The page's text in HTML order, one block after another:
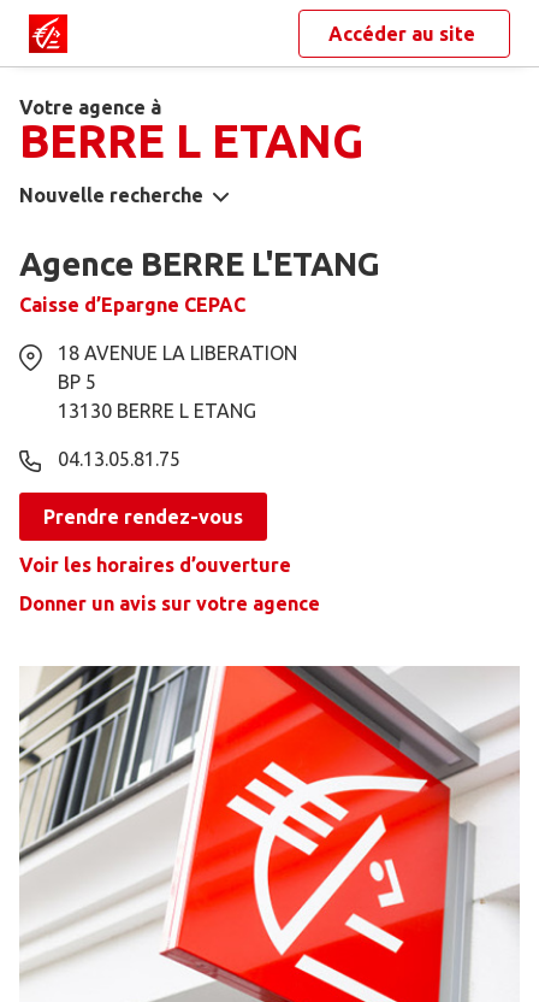
Accéder au site
Votre agence à
BERRE L ETANG
Nouvelle recherche
Agence BERRE L'ETANG
Caisse d’Epargne CEPAC
18 AVENUE LA LIBERATION
BP 5
13130 BERRE L ETANG
04.13.05.81.75
Prendre rendez-vous
Voir les horaires d’ouverture
Donner un avis sur votre agence